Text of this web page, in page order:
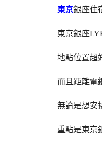
東京銀座住
東京銀座
地點位置超
而且距離電
無論是想安
重點是東京